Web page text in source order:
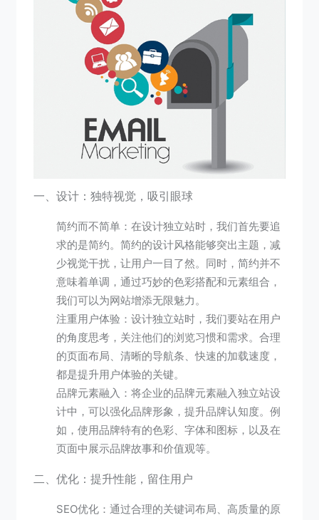
一、设计：独特视觉，吸引眼球
简约而不简单：在设计独立站时，我们首先要追
求的是简约。简约的设计风格能够突出主题，减
少视觉干扰，让用户一目了然。同时，简约并不
意味着单调，通过巧妙的色彩搭配和元素组合，
我们可以为网站增添无限魅力。
注重用户体验：设计独立站时，我们要站在用户
的角度思考，关注他们的浏览习惯和需求。合理
的页面布局、清晰的导航条、快速的加载速度，
都是提升用户体验的关键。
品牌元素融入：将企业的品牌元素融入独立站设
计中，可以强化品牌形象，提升品牌认知度。例
如，使用品牌特有的色彩、字体和图标，以及在
页面中展示品牌故事和价值观等。
二、优化：提升性能，留住用户
SEO优化：通过合理的关键词布局、高质量的原